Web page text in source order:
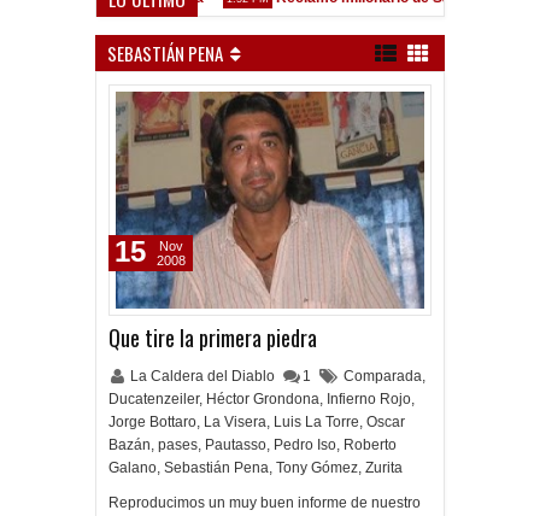
SEBASTIÁN PENA
Que tire la primera piedra
La Caldera del Diablo 1 Comparada,
Ducatenzeiler, Héctor Grondona, Infierno Rojo,
Jorge Bottaro, La Visera, Luis La Torre, Oscar
Bazán, pases, Pautasso, Pedro Iso, Roberto
Galano, Sebastián Pena, Tony Gómez, Zurita
Reproducimos un muy buen informe de nuestro
15
Nov
2008